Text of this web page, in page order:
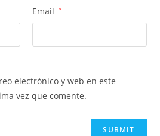
Email *
electrónico y web en este
vez que comente.